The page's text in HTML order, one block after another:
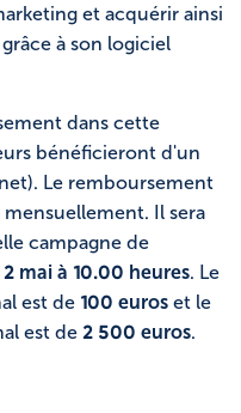
et acquérir ainsi
à son logiciel
dans cette
bénéficieront d'un
Le remboursement
Il sera
campagne de
mai à 10.00 heures. Le
est de 100 euros et le
est de 2 500 euros.